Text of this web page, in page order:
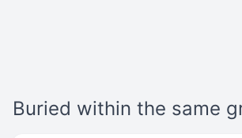
Buried within the same